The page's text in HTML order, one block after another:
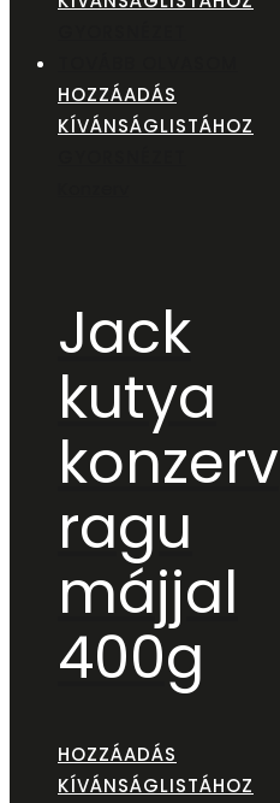
HOZZÁADÁS
KÍVÁNSÁGLISTÁHOZ
Jack
kutya
konzerv
ragu
májjal
400g
HOZZÁADÁS
KÍVÁNSÁGLISTÁHOZ